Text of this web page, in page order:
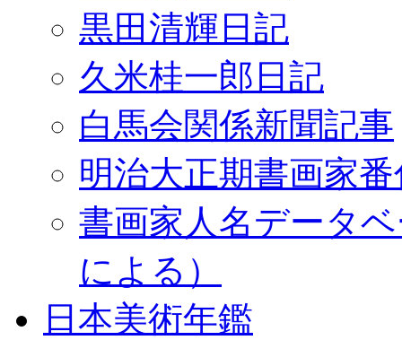
黒田清輝日記
久米桂一郎日記
白馬会関係新聞記事
明治大正期書画家
書画家人名データ
による）
日本美術年鑑